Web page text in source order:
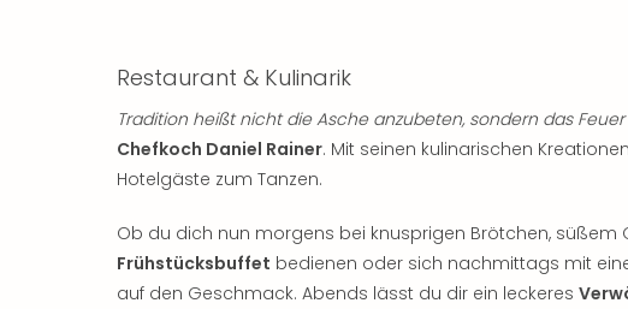
Restaurant & Kulinarik
Tradition heißt nicht die Asche anzubeten, sondern das
Chefkoch Daniel Rainer. Mit seinen kulinarischen
Hotelgäste zum Tanzen.
Ob du dich nun morgens bei knusprigen Brötchen,
Frühstücksbuffet bedienen oder sich nachmittags mit
auf den Geschmack. Abends lässt du dir ein leckeres